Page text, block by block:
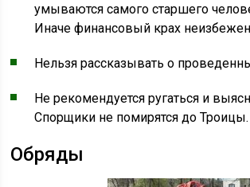
умываются самого старшего
Иначе финансовый крах
Нельзя рассказывать о
Не рекомендуется ругаться и
Спорщики не помирятся до Троицы.
Обряды